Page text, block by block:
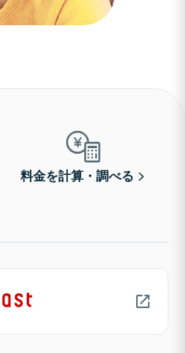
料金を計算・調べる